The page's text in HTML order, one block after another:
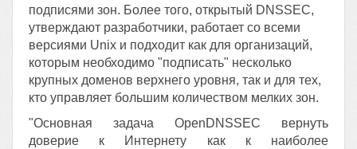
подписями зон. Более того, открытый DNSSEC,
утверждают разработчики, работает со всеми
версиями Unix и подходит как для организаций,
которым необходимо "подписать" несколько
крупных доменов верхнего уровня, так и для тех,
кто управляет большим количеством мелких зон.
"Основная задача OpenDNSSEC вернуть
доверие к Интернету как к наиболее